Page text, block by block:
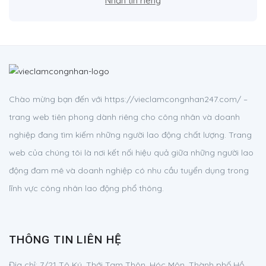
Chào mừng bạn đến với https://vieclamcongnhan247.com/ –
trang web tiên phong dành riêng cho công nhân và doanh
nghiệp đang tìm kiếm những người lao động chất lượng. Trang
web của chúng tôi là nơi kết nối hiệu quả giữa những người lao
động đam mê và doanh nghiệp có nhu cầu tuyển dụng trong
lĩnh vực công nhân lao động phổ thông.
THÔNG TIN LIÊN HỆ